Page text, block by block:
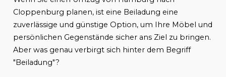
Cloppenburg planen, ist eine Beiladung eine
zuverlässige und günstige Option, um Ihre Möbel und
persönlichen Gegenstände sicher ans Ziel zu bringen.
Aber was genau verbirgt sich hinter dem Begriff
"Beiladung"?